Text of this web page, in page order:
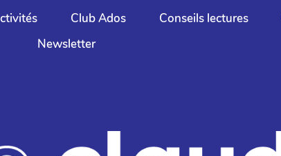
Club Ados Conseils lectures
Newsletter